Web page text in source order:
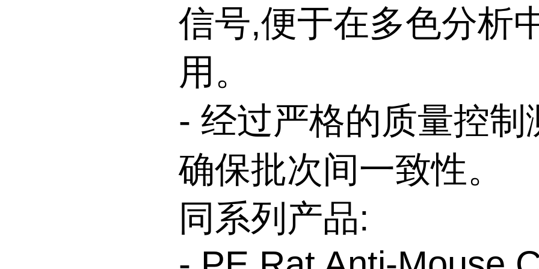
信号,便于在多色分析
用。
- 经过严格的质量控制
确保批次间一致性。
同系列产品: